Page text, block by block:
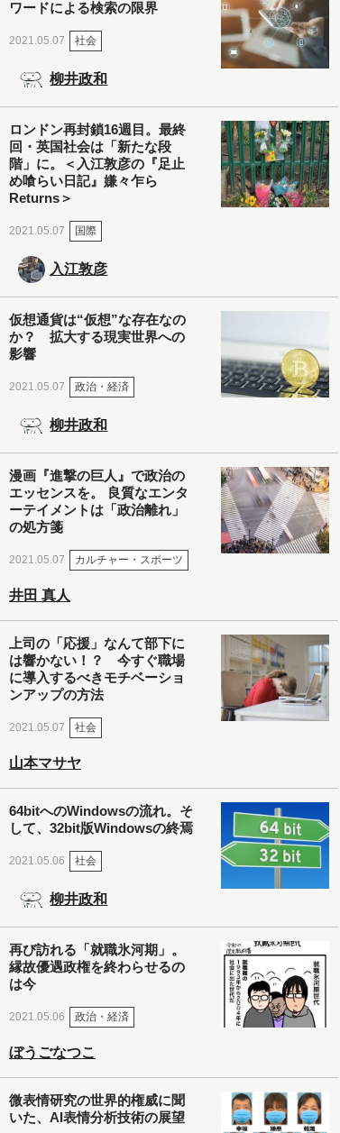
ワードによる検索の限界
2021.05.07 社会
柳井政和
ロンドン再封鎖16週目。最終
回・英国社会は「新たな段
階」に。＜入江敦彦の『足止
め喰らい日記』嫌々乍ら
Returns＞
2021.05.07 国際
入江敦彦
仮想通貨は“仮想”な存在なの
か？ 拡大する現実世界への
影響
2021.05.07 政治・経済
柳井政和
漫画『進撃の巨人』で政治の
エッセンスを。 良質なエンタ
ーテイメントは「政治離れ」
の処方箋
2021.05.07 カルチャー・スポーツ
井田 真人
上司の「応援」なんて部下に
は響かない！？ 今すぐ職場
に導入するべきモチベーショ
ンアップの方法
2021.05.07 社会
山本マサヤ
64bitへのWindowsの流れ。そ
して、32bit版Windowsの終焉
2021.05.06 社会
柳井政和
再び訪れる「就職氷河期」。
縁故優遇政権を終わらせるの
は今
2021.05.06 政治・経済
ぼうごなつこ
微表情研究の世界的権威に聞
いた、AI表情分析技術の展望